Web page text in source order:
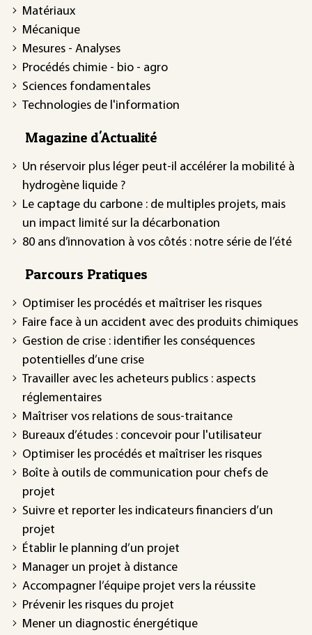
Matériaux
Mécanique
Mesures - Analyses
Procédés chimie - bio - agro
Sciences fondamentales
Technologies de l'information
Magazine d'Actualité
Un réservoir plus léger peut-il accélérer la mobilité à
hydrogène liquide ?
Le captage du carbone : de multiples projets, mais
un impact limité sur la décarbonation
80 ans d’innovation à vos côtés : notre série de l’été
Parcours Pratiques
Optimiser les procédés et maîtriser les risques
Faire face à un accident avec des produits chimiques
Gestion de crise : identifier les conséquences
potentielles d’une crise
Travailler avec les acheteurs publics : aspects
réglementaires
Maîtriser vos relations de sous-traitance
Bureaux d’études : concevoir pour l'utilisateur
Optimiser les procédés et maîtriser les risques
Boîte à outils de communication pour chefs de
projet
Suivre et reporter les indicateurs financiers d’un
projet
Établir le planning d’un projet
Manager un projet à distance
Accompagner l’équipe projet vers la réussite
Prévenir les risques du projet
Mener un diagnostic énergétique